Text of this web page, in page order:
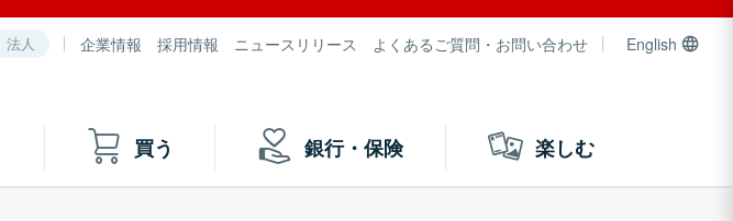
法人 企業情報 採用情報 ニュースリリース よくあるご質問・お問い合わせ English
買う 銀行・保険 楽しむ